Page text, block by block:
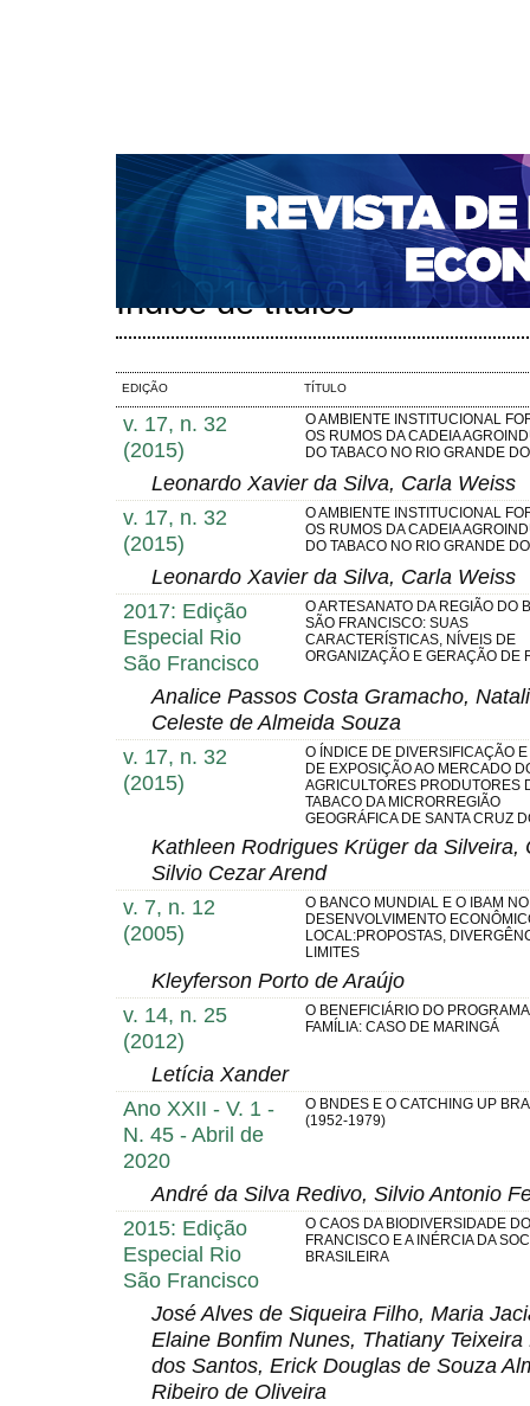
CAPA SOBRE ACESSO CADASTRO
NOTÍCIAS
PORTAL DE REVISTAS DA UNIFACS
BASES DE DADOS E INDEXADORES
Capa Pesquisa >Índice de títulos
Índice de títulos
EDIÇÃO TÍTULO
v. 17, n. 32
(2015)
O AMBIENTE INSTITUCIONAL
OS RUMOS DA CADEIA
DO TABACO NO RIO GRANDE
Leonardo Xavier da Silva, Carla Weiss
v. 17, n. 32
(2015)
O AMBIENTE INSTITUCIONAL
OS RUMOS DA CADEIA
DO TABACO NO RIO GRANDE
Leonardo Xavier da Silva, Carla Weiss
2017: Edição
Especial Rio
São Francisco
O ARTESANATO DA REGIÃO DO
SÃO FRANCISCO: SUAS
CARACTERÍSTICAS, NÍVEIS DE
ORGANIZAÇÃO E GERAÇÃO DE
Analice Passos Costa Gramacho,
Celeste de Almeida Souza
v. 17, n. 32
(2015)
O ÍNDICE DE DIVERSIFICAÇÃO
DE EXPOSIÇÃO AO MERCADO
AGRICULTORES PRODUTORES
TABACO DA MICRORREGIÃO
GEOGRÁFICA DE SANTA CRUZ
Kathleen Rodrigues Krüger da Silveira,
Silvio Cezar Arend
v. 7, n. 12
(2005)
O BANCO MUNDIAL E O IBAM NO
DESENVOLVIMENTO
LOCAL:PROPOSTAS,
LIMITES
Kleyferson Porto de Araújo
v. 14, n. 25
(2012)
O BENEFICIÁRIO DO
FAMÍLIA: CASO DE MARINGÁ
Letícia Xander
Ano XXII - V. 1 -
N. 45 - Abril de
2020
O BNDES E O CATCHING UP
(1952-1979)
André da Silva Redivo, Silvio Antonio
2015: Edição
Especial Rio
São Francisco
O CAOS DA BIODIVERSIDADE
FRANCISCO E A INÉRCIA DA
BRASILEIRA
José Alves de Siqueira Filho, Maria
Elaine Bonfim Nunes, Thatiany
dos Santos, Erick Douglas de Souza
Ribeiro de Oliveira